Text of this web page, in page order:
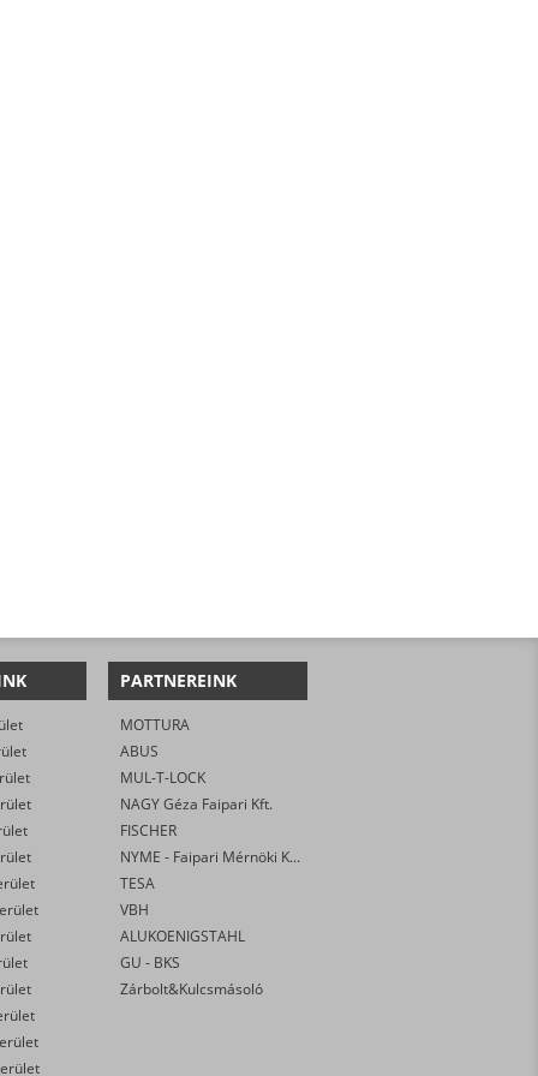
PARTNEREINK
MOTTURA
ABUS
MUL-T-LOCK
NAGY Géza Faipari Kft.
FISCHER
NYME - Faipari Mérnöki Kar
TESA
VBH
ALUKOENIGSTAHL
GU - BKS
Zárbolt&Kulcsmásoló